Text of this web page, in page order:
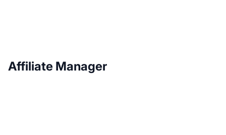
Affiliate Manager